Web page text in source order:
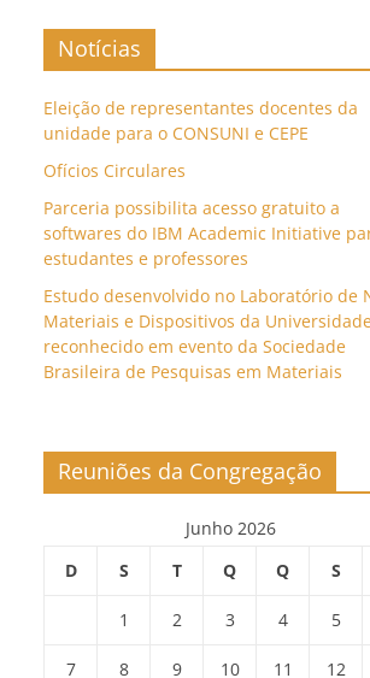
Notícias
Eleição de representantes docentes da
unidade para o CONSUNI e CEPE
Ofícios Circulares
Parceria possibilita acesso gratuito a
softwares do IBM Academic Initiative
estudantes e professores
Estudo desenvolvido no Laboratório de
Materiais e Dispositivos da
reconhecido em evento da Sociedade
Brasileira de Pesquisas em Materiais
Reuniões da Congregação
Junho 2026
D
S T Q Q S
1 2 3 4 5
7 8 9 10 11 12